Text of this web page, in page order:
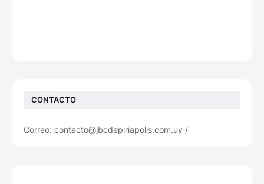
CONTACTO
Correo: contacto@jbcdepiriapolis.com.uy /